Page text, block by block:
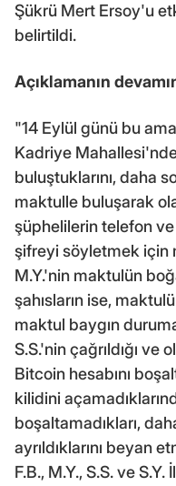
Şükrü Mert Ersoy'u
belirtildi.
Açıklamanın
"14 Eylül günü bu
Kadriye
buluştuklarını, daha
maktulle buluşarak
şüphelilerin telefon ve
şifreyi söyletmek için
M.Y.'nin maktulün
şahısların ise,
maktul baygın
S.S.'nin çağrıldığı
Bitcoin hesabını
kilidini
boşaltamadıkları,
ayrıldıklarını beyan
F.B., M.Y., S.S. ve